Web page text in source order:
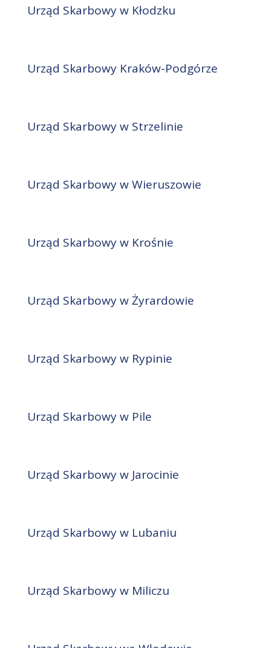
Urząd Skarbowy w Kłodzku
Urząd Skarbowy Kraków-Podgórze
Urząd Skarbowy w Strzelinie
Urząd Skarbowy w Wieruszowie
Urząd Skarbowy w Krośnie
Urząd Skarbowy w Żyrardowie
Urząd Skarbowy w Rypinie
Urząd Skarbowy w Pile
Urząd Skarbowy w Jarocinie
Urząd Skarbowy w Lubaniu
Urząd Skarbowy w Miliczu